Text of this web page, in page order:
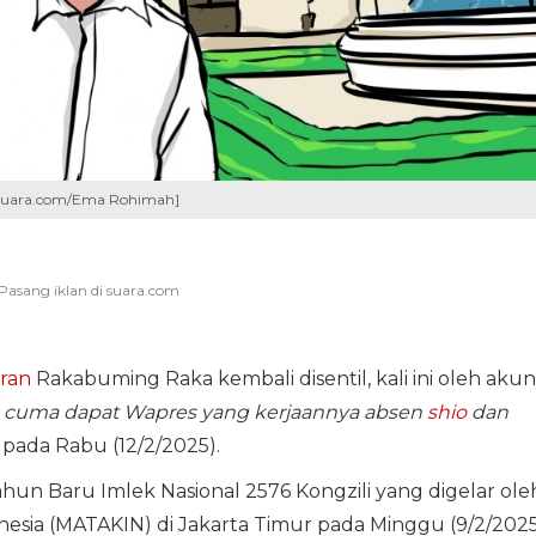
Ema Rohimah]
Rakabuming Raka kembali disentil, kali ini oleh akun
cuma dapat Wapres yang kerjaannya absen shiodan
Rabu (12/2/2025).
Baru Imlek Nasional 2576 Kongzili yang digelar
(MATAKIN) di Jakarta Timur pada Minggu (9/2/